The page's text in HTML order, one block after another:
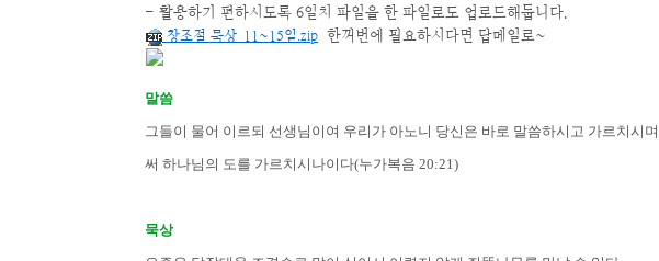
- 활용하기 편하시도록 6일치 파일을 한 파일로도 업로드해둡니다.
창조절 묵상_11~15일.zip 한꺼번에 필요하시다면 답메일로~
말씀
그들이 물어 이르되 선생님이여 우리가 아노니 당신은 바로 말씀하시고 가르치시
써 하나님의 도를 가르치시나이다(누가복음 20:21)
묵상